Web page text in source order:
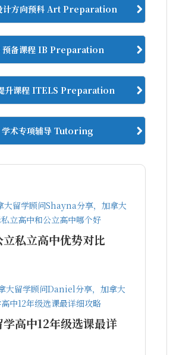
计方向预科 Art Preparation
预备课程 IB Preparation
升课程 ITELS Preparation
学术专项辅导 Tutoring
私立高中优势对比
高中12年级选课最详